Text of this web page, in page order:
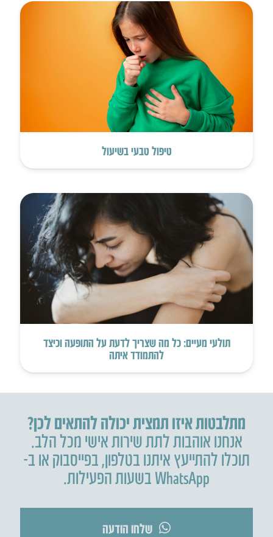
טיפול טבעי בשיעול
תולעי מעיים: כל מה שצריך לדעת על התופעה וכיצד
להתמודד איתה
מתלבטות איזו תמצית יכולה להתאים לכן?
אנחנו אוהבות לתת שירות אישי מכל הלב.
תוכלו להתייעץ איתנו בטלפון,בפייסבוק או ב-
WhatsApp בשעות הפעילות.
שלחו הודעה